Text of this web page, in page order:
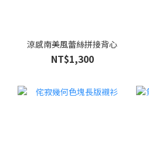
涼感南美風蕾絲拼接背心
NT$1,300